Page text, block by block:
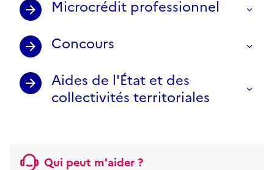
Microcrédit professionnel
Concours
Aides de l'État et des
collectivités territoriales
Qui peut m'aider ?